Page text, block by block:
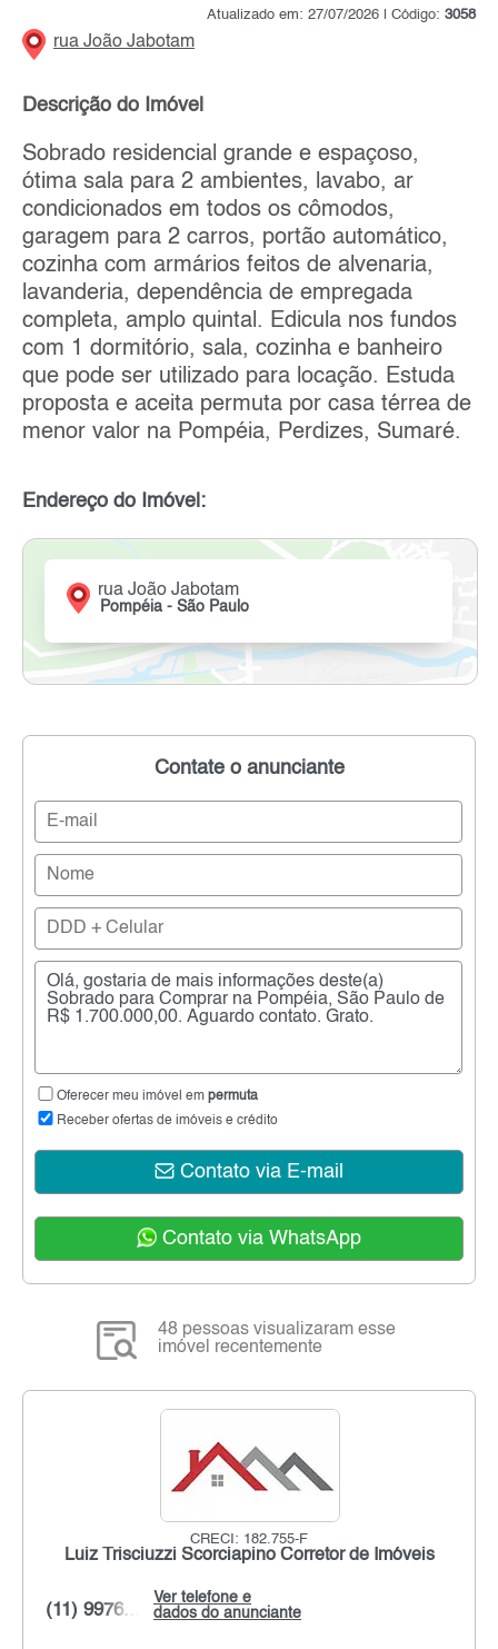
Atualizado em: 27/07/2026 | Código: 3058
rua João Jabotam
Descrição do Imóvel
Sobrado residencial grande e espaçoso,
ótima sala para 2 ambientes, lavabo, ar
condicionados em todos os cômodos,
garagem para 2 carros, portão automático,
cozinha com armários feitos de alvenaria,
lavanderia, dependência de empregada
completa, amplo quintal. Edicula nos fundos
com 1 dormitório, sala, cozinha e banheiro
que pode ser utilizado para locação. Estuda
proposta e aceita permuta por casa térrea de
menor valor na Pompéia, Perdizes, Sumaré.
Endereço do Imóvel:
rua João Jabotam
Pompéia - São Paulo
Contate o anunciante
Oferecer meu imóvel em permuta
Receber ofertas de imóveis e crédito
Contato via E-mail
Contato via WhatsApp
48 pessoas visualizaram esse
imóvel recentemente
CRECI: 182.755-F
Luiz Trisciuzzi Scorciapino Corretor de Imóveis
Ver telefone e
dados do anunciante
(11) 9976...